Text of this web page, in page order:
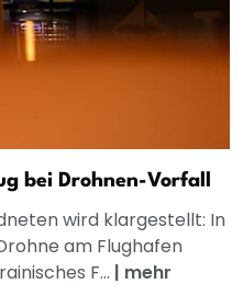
bei Drohnen-Vorfall
wird klargestellt: In
am Flughafen
F... | mehr